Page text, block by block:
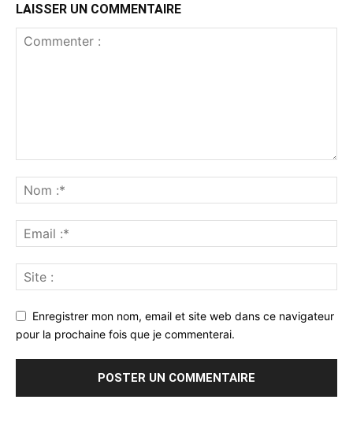
LAISSER UN COMMENTAIRE
Enregistrer mon nom, email et site web dans ce navigateur
pour la prochaine fois que je commenterai.